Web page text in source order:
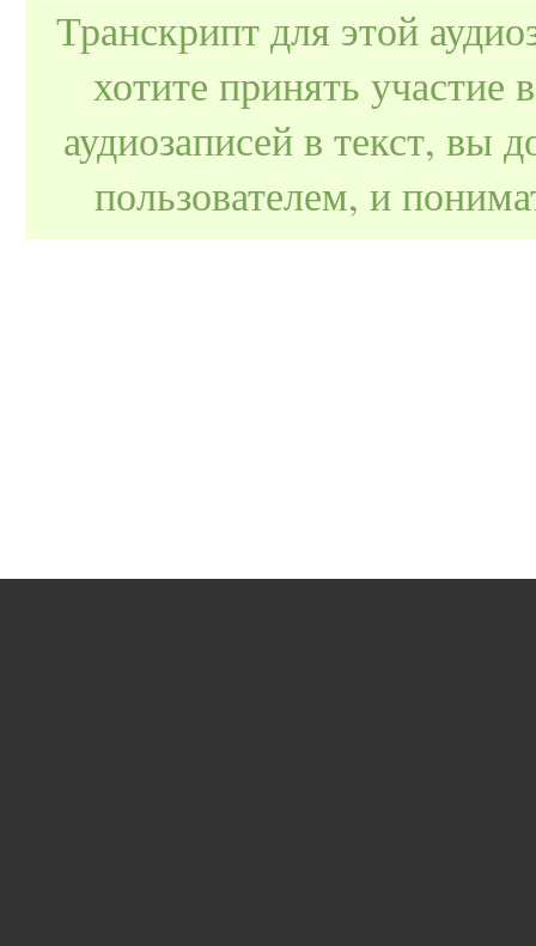
Транскрипт для этой
хотите принять
аудиозаписей в текст, вы
пользователем, и